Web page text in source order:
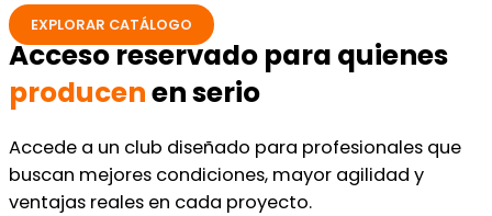
EXPLORAR CATÁLOGO
Acceso reservado para quienes
producenen serio
Accede a un club diseñado para profesionales que
buscan mejores condiciones, mayor agilidad y
ventajas reales en cada proyecto.